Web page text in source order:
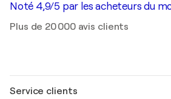
Noté 4,9/5 par les acheteurs du
Plus de 20 000 avis clients
Service clients